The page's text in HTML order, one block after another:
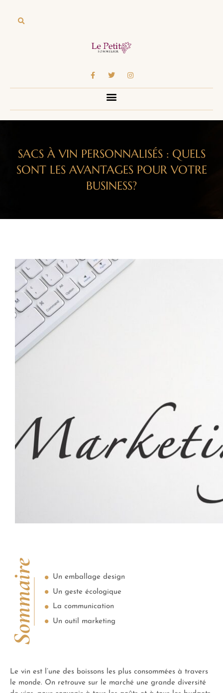
SACS À VIN PERSONNALISÉS : QUELS
SONT LES AVANTAGES POUR VOTRE
BUSINESS?
Sommaire
Un emballage design
Un geste écologique
La communication
Un outil marketing
Le vin est l’une des boissons les plus consommées à travers
le monde. On retrouve sur le marché une grande diversité